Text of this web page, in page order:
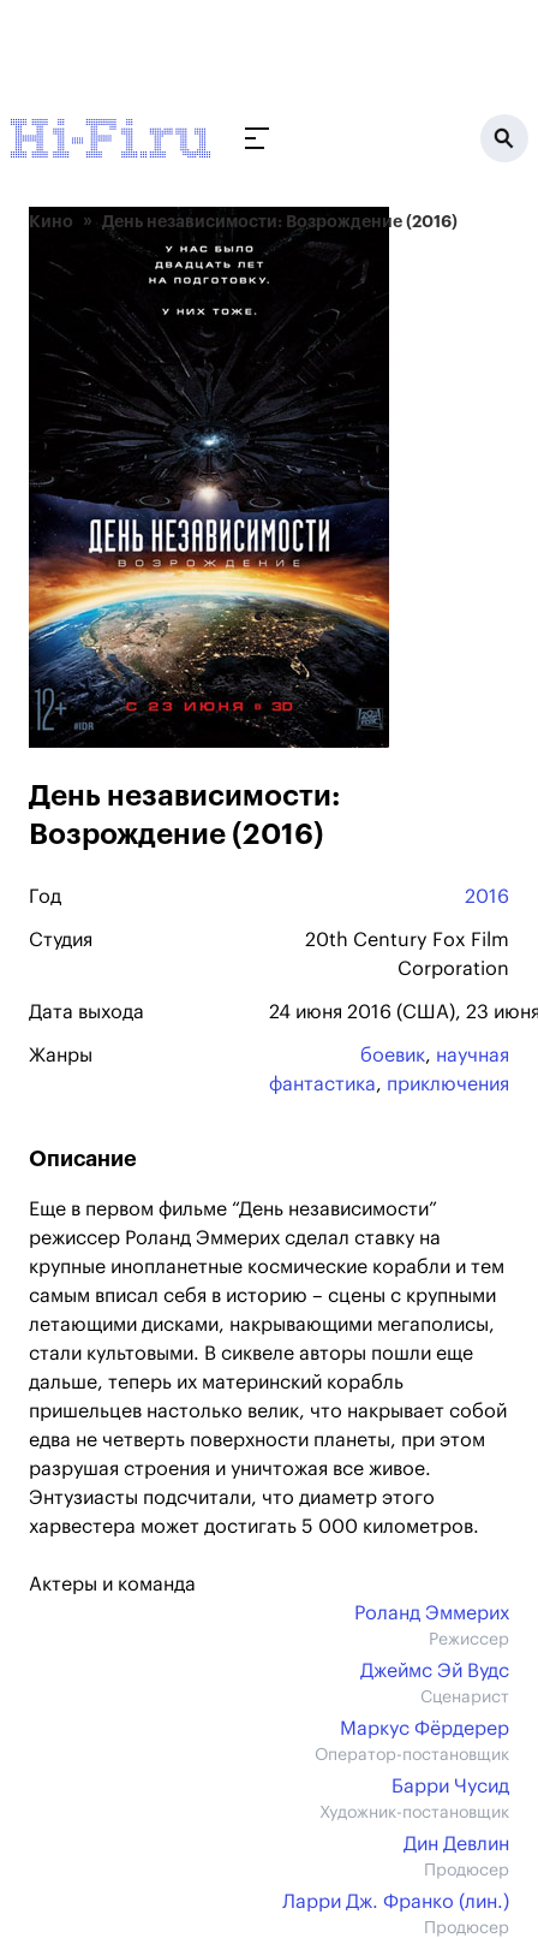
Кино День независимости: Возрождение (2016)
День независимости:
Возрождение (2016)
Год 2016
Студия
20th Century Fox Film
Corporation
Дата выхода 24 июня 2016 (США), 23
Жанры боевик, научная
фантастика, приключения
Описание
Еще в первом фильме “День независимости”
режиссер Роланд Эммерих сделал ставку на
крупные инопланетные космические корабли и тем
самым вписал себя в историю – сцены с крупными
летающими дисками, накрывающими мегаполисы,
стали культовыми. В сиквеле авторы пошли еще
дальше, теперь их материнский корабль
пришельцев настолько велик, что накрывает собой
едва не четверть поверхности планеты, при этом
разрушая строения и уничтожая все живое.
Энтузиасты подсчитали, что диаметр этого
харвестера может достигать 5 000 километров.
Актеры и команда
Роланд Эммерих
Режиссер
Джеймс Эй Вудс
Сценарист
Маркус Фёрдерер
Оператор-постановщик
Барри Чусид
Художник-постановщик
Дин Девлин
Продюсер
Ларри Дж. Франко (лин.)
Продюсер